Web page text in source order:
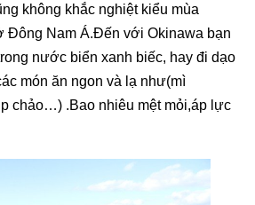
không khắc nghiệt kiểu mùa
Đông Nam Á.Đến với Okinawa bạn
nước biển xanh biếc, hay đi dạo
món ăn ngon và lạ như(mì
chảo…) .Bao nhiêu mệt mỏi,áp lực